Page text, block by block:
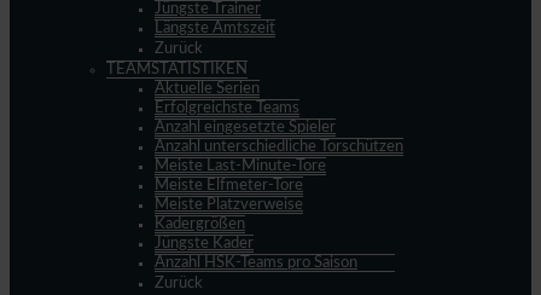
Jüngste Trainer
Längste Amtszeit
Zurück
TEAMSTATISTIKEN
Aktuelle Serien
Erfolgreichste Teams
Anzahl eingesetzte Spieler
Anzahl unterschiedliche Torschützen
Meiste Last-Minute-Tore
Meiste Elfmeter-Tore
Meiste Platzverweise
Kadergrößen
Jüngste Kader
Anzahl HSK-Teams pro Saison
Zurück